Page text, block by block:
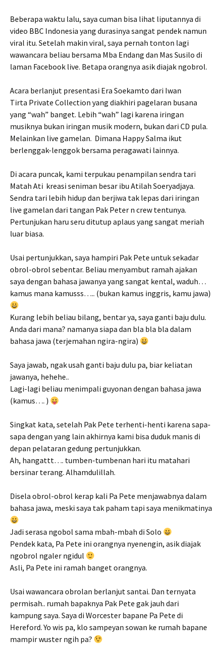
Beberapa waktu lalu, saya cuman bisa lihat liputannya di
video BBC Indonesia yang durasinya sangat pendek namun
viral itu. Setelah makin viral, saya pernah tonton lagi
wawancara beliau bersama Mba Endang dan Mas Susilo di
laman Facebook live. Betapa orangnya asik diajak ngobrol.
Acara berlanjut presentasi Era Soekamto dari Iwan
Tirta Private Collection yang diakhiri pagelaran busana
yang “wah” banget. Lebih “wah” lagi karena iringan
musiknya bukan iringan musik modern, bukan dari CD pula.
Melainkan live gamelan. Dimana Happy Salma ikut
berlenggak-lenggok bersama peragawati lainnya.
Di acara puncak, kami terpukau penampilan sendra tari
Matah Ati kreasi seniman besar ibu Atilah Soeryadjaya.
Sendra tari lebih hidup dan berjiwa tak lepas dari iringan
live gamelan dari tangan Pak Peter n crew tentunya.
Pertunjukan haru seru ditutup aplaus yang sangat meriah
luar biasa.
Usai pertunjukkan, saya hampiri Pak Pete untuk sekadar
obrol-obrol sebentar. Beliau menyambut ramah ajakan
saya dengan bahasa jawanya yang sangat kental, waduh…
kamus mana kamusss….. (bukan kamus inggris, kamu jawa)
Kurang lebih beliau bilang, bentar ya, saya ganti baju dulu.
Anda dari mana? namanya siapa dan bla bla bla dalam
bahasa jawa (terjemahan ngira-ngira)
Saya jawab, ngak usah ganti baju dulu pa, biar keliatan
jawanya, hehehe..
Lagi-lagi beliau menimpali guyonan dengan bahasa jawa
(kamus…. )
Singkat kata, setelah Pak Pete terhenti-henti karena sapa-
sapa dengan yang lain akhirnya kami bisa duduk manis di
depan pelataran gedung pertunjukkan.
Ah, hangattt…. tumben-tumbenan hari itu matahari
bersinar terang. Alhamdulillah.
Disela obrol-obrol kerap kali Pa Pete menjawabnya dalam
bahasa jawa, meski saya tak paham tapi saya menikmatinya
Jadi serasa ngobol sama mbah-mbah di Solo
Pendek kata, Pa Pete ini orangnya nyenengin, asik diajak
ngobrol ngaler ngidul
Asli, Pa Pete ini ramah banget orangnya.
Usai wawancara obrolan berlanjut santai. Dan ternyata
permisah.. rumah bapaknya Pak Pete gak jauh dari
kampung saya. Saya di Worcester bapane Pa Pete di
Hereford. Yo wis pa, klo sampeyan sowan ke rumah bapane
mampir wuster ngih pa?